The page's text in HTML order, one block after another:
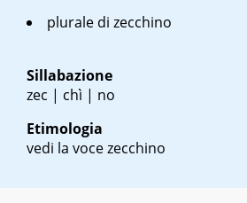
plurale di zecchino
Sillabazione
zec | chì | no
Etimologia
vedi la voce zecchino